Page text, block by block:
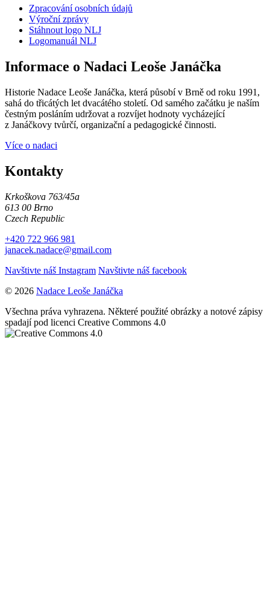
Zpracování osobních údajů
Výroční zprávy
Stáhnout logo NLJ
Logomanuál NLJ
Informace o Nadaci Leoše Janáčka
Historie Nadace Leoše Janáčka, která působí v Brně od roku 1991,
sahá do třicátých let dvacátého století. Od samého začátku je naším
čestným posláním udržovat a rozvíjet hodnoty vycházející
z Janáčkovy tvůrčí, organizační a pedagogické činnosti.
Více o nadaci
Kontakty
Krkoškova 763/45a
613 00 Brno
Czech Republic
+420 722 966 981
janacek.nadace@gmail.com
Navštivte náš Instagram Navštivte náš facebook
© 2026 Nadace Leoše Janáčka
Všechna práva vyhrazena. Některé použité obrázky a notové zápisy
spadají pod licenci Creative Commons 4.0